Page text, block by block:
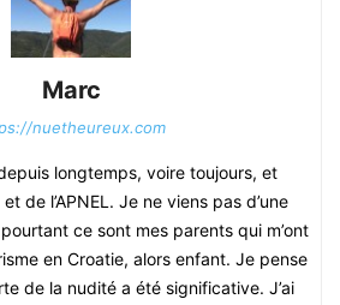
Marc
nuetheureux.com
longtemps, voire toujours, et
de l’APNEL. Je ne viens pas d’une
ce sont mes parents qui m’ont
en Croatie, alors enfant. Je pense
de la nudité a été significative. J’ai